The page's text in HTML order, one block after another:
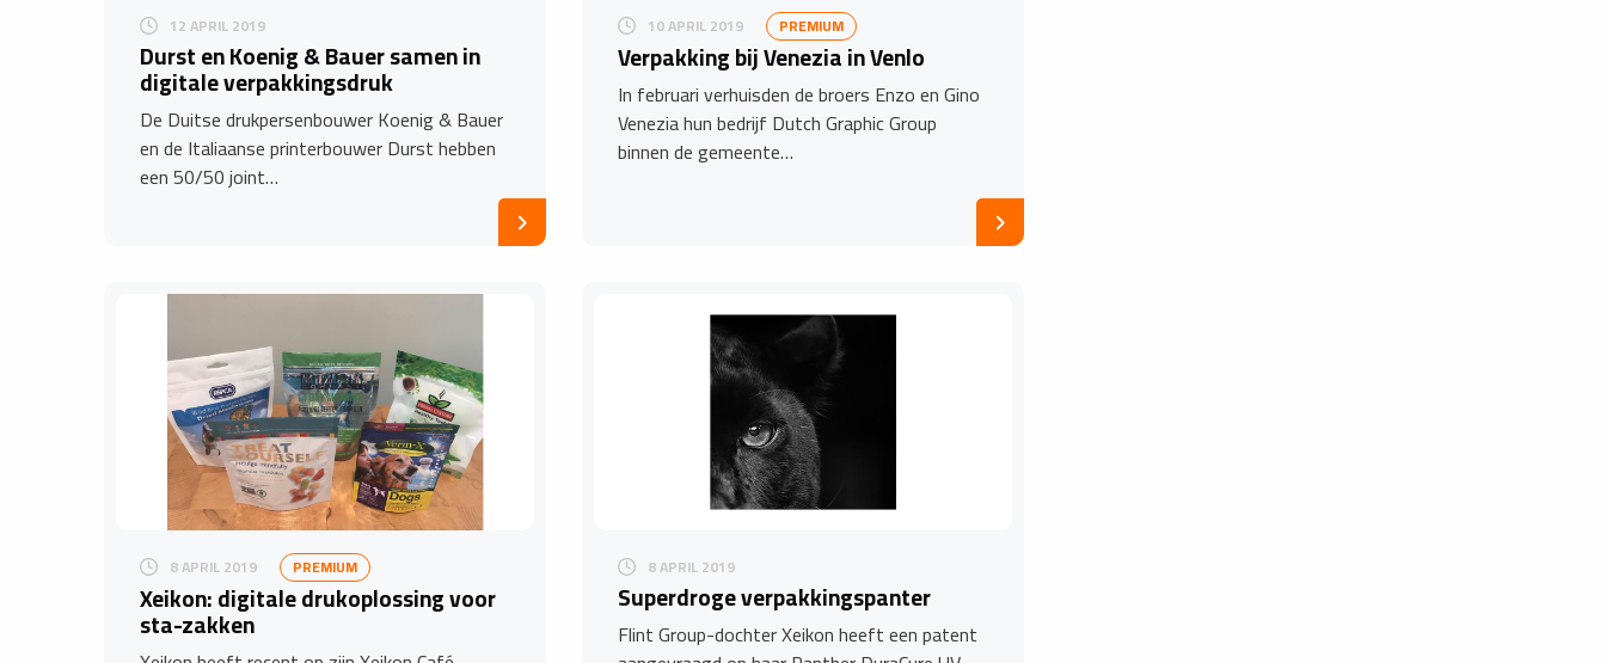
12 APRIL 2019
Durst en Koenig & Bauer samen in
digitale verpakkingsdruk
De Duitse drukpersenbouwer Koenig & Bauer
en de Italiaanse printerbouwer Durst hebben
een 50/50 joint…
10 APRIL 2019 PREMIUM
Verpakking bij Venezia in Venlo
In februari verhuisden de broers Enzo en Gino
Venezia hun bedrijf Dutch Graphic Group
binnen de gemeente…
8 APRIL 2019 PREMIUM
Xeikon: digitale drukoplossing voor
sta-zakken
8 APRIL 2019
Superdroge verpakkingspanter
Flint Group-dochter Xeikon heeft een patent